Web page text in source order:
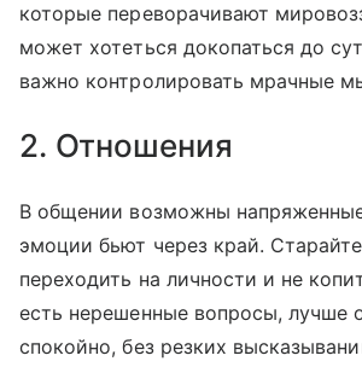
которые переворачивают
может хотеться докопаться до
важно контролировать мрачные
2. Отношения
В общении возможны
эмоции бьют через край.
переходить на личности и не
есть нерешенные вопросы, лучше
спокойно, без резких